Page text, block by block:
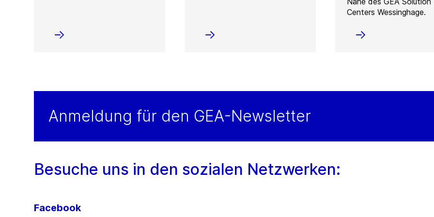
Centers Wessinghage.
Anmeldung für den GEA-Newsletter
Besuche uns in den sozialen Netzwerken:
Facebook